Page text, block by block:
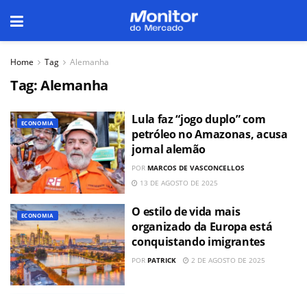
Home Tag Alemanha
Tag:Alemanha
ECONOMIA
Lula faz “jogo duplo” com
petróleo no Amazonas, acusa
jornal alemão
POR MARCOS DE VASCONCELLOS
13 DE AGOSTO DE 2025
ECONOMIA
O estilo de vida mais
organizado da Europa está
conquistando imigrantes
POR PATRICK 2 DE AGOSTO DE 2025